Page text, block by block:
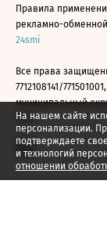
На нашем сайте
персонализации.
подтверждаете свое
и технологий
отношении
Правила
рекламно-
24smi
Все права
7712108141/
муниципальный
2026